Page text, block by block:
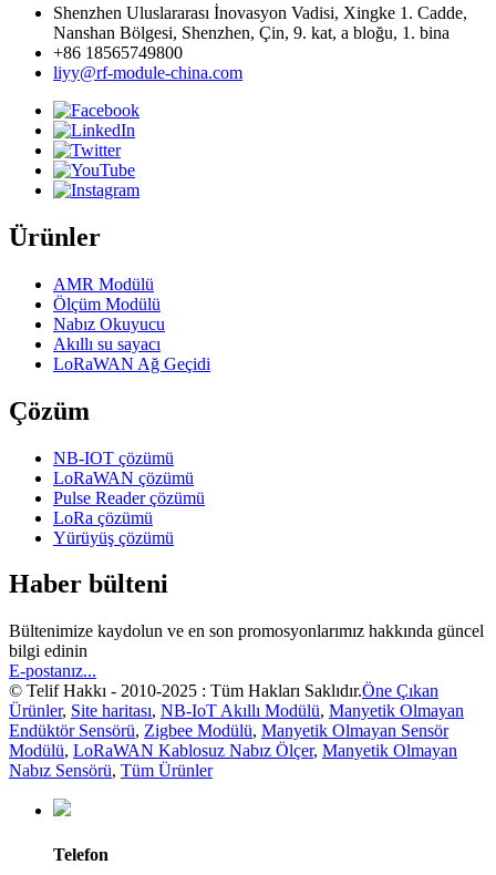
Shenzhen Uluslararası İnovasyon Vadisi, Xingke 1. Cadde,
Nanshan Bölgesi, Shenzhen, Çin, 9. kat, a bloğu, 1. bina
+86 18565749800
liyy@rf-module-china.com
Ürünler
AMR Modülü
Ölçüm Modülü
Nabız Okuyucu
Akıllı su sayacı
LoRaWAN Ağ Geçidi
Çözüm
NB-IOT çözümü
LoRaWAN çözümü
Pulse Reader çözümü
LoRa çözümü
Yürüyüş çözümü
Haber bülteni
Bültenimize kaydolun ve en son promosyonlarımız hakkında güncel
bilgi edinin
E-postanız...
© Telif Hakkı - 2010-2025 : Tüm Hakları Saklıdır.Öne Çıkan
Ürünler, Site haritası, NB-IoT Akıllı Modülü, Manyetik Olmayan
Endüktör Sensörü, Zigbee Modülü, Manyetik Olmayan Sensör
Modülü, LoRaWAN Kablosuz Nabız Ölçer, Manyetik Olmayan
Nabız Sensörü, Tüm Ürünler
Telefon